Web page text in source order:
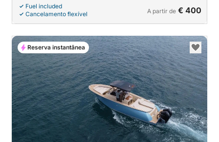
Fuel included
Cancelamento flexível
A partir de € 400
Reserva instantânea